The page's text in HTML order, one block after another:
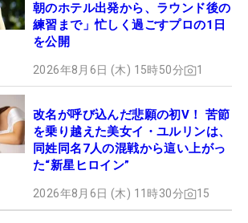
朝のホテル出発から、ラウンド後の
練習まで」忙しく過ごすプロの1日
を公開
2026年8月6日 (木) 15時50分 1
改名が呼び込んだ悲願の初V！ 苦節
を乗り越えた美女イ・ユルリンは、
同姓同名7人の混戦から這い上がっ
た“新星ヒロイン”
2026年8月6日 (木) 11時30分 15